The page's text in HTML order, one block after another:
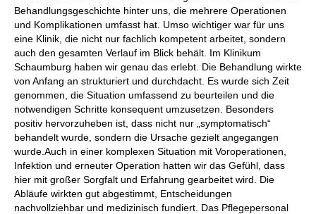
Behandlungsgeschichte hinter uns, die mehrere Operationen
und Komplikationen umfasst hat. Umso wichtiger war für uns
eine Klinik, die nicht nur fachlich kompetent arbeitet, sondern
auch den gesamten Verlauf im Blick behält. Im Klinikum
Schaumburg haben wir genau das erlebt. Die Behandlung wirkte
von Anfang an strukturiert und durchdacht. Es wurde sich Zeit
genommen, die Situation umfassend zu beurteilen und die
notwendigen Schritte konsequent umzusetzen. Besonders
positiv hervorzuheben ist, dass nicht nur „symptomatisch“
behandelt wurde, sondern die Ursache gezielt angegangen
wurde.Auch in einer komplexen Situation mit Voroperationen,
Infektion und erneuter Operation hatten wir das Gefühl, dass
hier mit großer Sorgfalt und Erfahrung gearbeitet wird. Die
Abläufe wirkten gut abgestimmt, Entscheidungen
nachvollziehbar und medizinisch fundiert. Das Pflegepersonal